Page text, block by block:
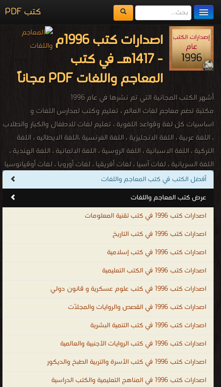
كتب PDF
مكتبة الكتب
المكتبات
يُقرأ حالياً
اضف كتاب
اصدارات كتب 1996م
- 1417هـ في كتب
المعاجم واللغات PDF مجاناً
أشهر الكتب المجانية التي تم نشرها في عام 1996
مكتبة تضم معاجم لغات العالم ، تعليم وكتب لمدارس اللغات و
اساسيات كل لغة وقواعد اللغوية ، تعليم لغات للاطفال والكبار والطلاب
، اللغة عربية ، اللغة الانجليزية ، اللغة الفرنسية ،اللغة الايطاليه ، اللغة
التركية ، اللغة الاسبانية ، اللغة الروسية ، اللغة الالمانية ، اللغة الهندية ،
اللغة السريانية ، لغات آسيا ، لغات أفريقيا ، لغات أوروبا ، لغات أوقيانوسيا
، لغات أمريكا الشمالية ، لغات أمريكا الجنوبية ، اللغة الأفريقانية ، اللغة
الألبانية ، اللغة الباسكية ، اللغة البيلاروسية ، اللغة الكتلونية ، اللغة
الكرواتية ، اللغة التشيكية ، اللغة الدنماركية ، اللغة الهولندية ، اللغة
الإنكليزية ، اللغة الإستونية ، اللغة المجرية ، اللغة الأيسلندية ، اللغة
الإندونيسية ، اللغة الأيرلندية ، اللغة الجاوية ، اللغة اللاتينية ، اللغة
ملايو ، اللغة المالطية ، اللغة المولدافية ، اللغة النروجية ، اللغة البولندية ،
اللغة البرتغالية ، اللغة الصربية ، اللغة السلوفاكية ، اللغة السلوفينية ،
اللغة السواحيلية ، اللغة السويدية ، لغة التاجالوج ، اللغة الفلبينية ، اللغة
التترية ، اللغة الفيتنامية ، اللغة الوالونية ، اللغة الولوفية ، اللغة اليوروبة ،
لغة الزولو ، اللغة الكورسية ، الإسبرنتو ، الفولابوك ، اللغة الكريولية
الهايتية ، اللغة الصينية ، اللغة الكورية ، اللغة اليابانية ، كتب اللغات ،
مكتبة اللغات بالفجالة ، كتاب تعلم اللغة التركية باللغة العربي ، تحميل
كتب تعليم اللغة الالمانية للمبتدئين PDF ، تحميل كتب تعليم اللغة
الانجليزية مجانا PDF ، كتاب تعلم اللغة الفرنسية والشرح أيضا باللغة
العربية ، كتاب تعلم اللغة التركية بدون معلم PDF ، تعلم اللغة الايطالية
أفضل الكتب في كتب المعاجم واللغات
عرض كتب المعاجم واللغات
اصدارات كتب 1996 في كتب تقنية المعلومات
اصدارات كتب 1996 في كتب التاريخ
اصدارات كتب 1996 في كتب إسلامية
اصدارات كتب 1996 في الكتب التعليمية
اصدارات كتب 1996 في كتب علوم عسكرية و قانون دولي
اصدارات كتب 1996 في القصص والروايات والمجلّات
اصدارات كتب 1996 في كتب التنمية البشرية
اصدارات كتب 1996 في كتب الروايات الأجنبية والعالمية
اصدارات كتب 1996 في كتب الأسرة والتربية الطبخ والديكور
اصدارات كتب 1996 في المناهج التعليمية والكتب الدراسية